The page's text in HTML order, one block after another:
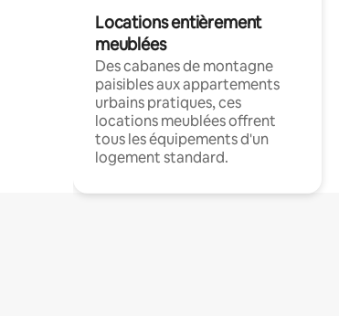
Locations entièrement
meublées
Des cabanes de montagne
paisibles aux appartements
urbains pratiques, ces
locations meublées offrent
tous les équipements d'un
logement standard.